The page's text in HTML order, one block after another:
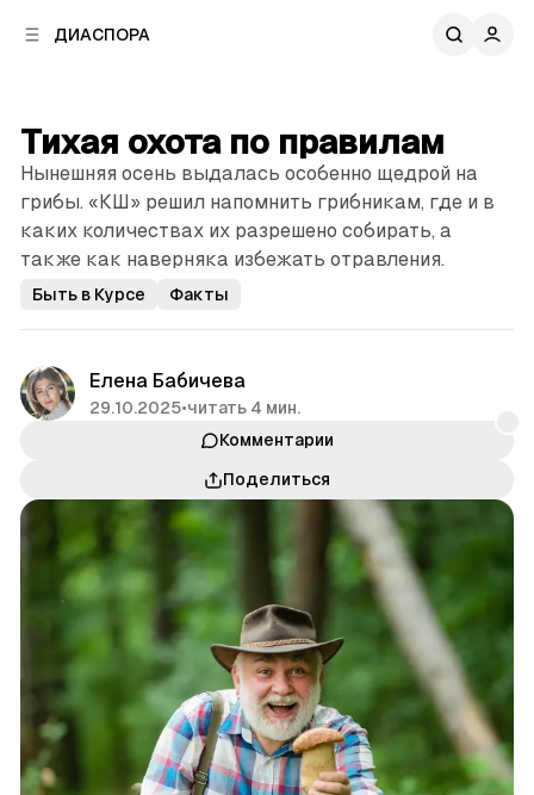
ДИАСПОРА
Тихая охота по правилам
Нынешняя осень выдалась особенно щедрой на
грибы. «КШ» решил напомнить грибникам, где и в
каких количествах их разрешено собирать, а
также как наверняка избежать отравления.
Быть в Курсе Факты
Елена Бабичева
29.10.2025•читать 4 мин.
Комментарии
Поделиться